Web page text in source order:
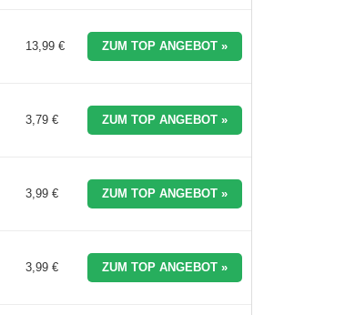
13,99 € ZUM TOP ANGEBOT »
3,79 € ZUM TOP ANGEBOT »
3,99 € ZUM TOP ANGEBOT »
3,99 € ZUM TOP ANGEBOT »